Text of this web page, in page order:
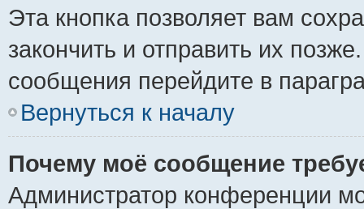
Эта кнопка позволяет вам
закончить и отправить их
сообщения перейдите в
Вернуться к началу
Почему моё сообщение
Администратор конференции